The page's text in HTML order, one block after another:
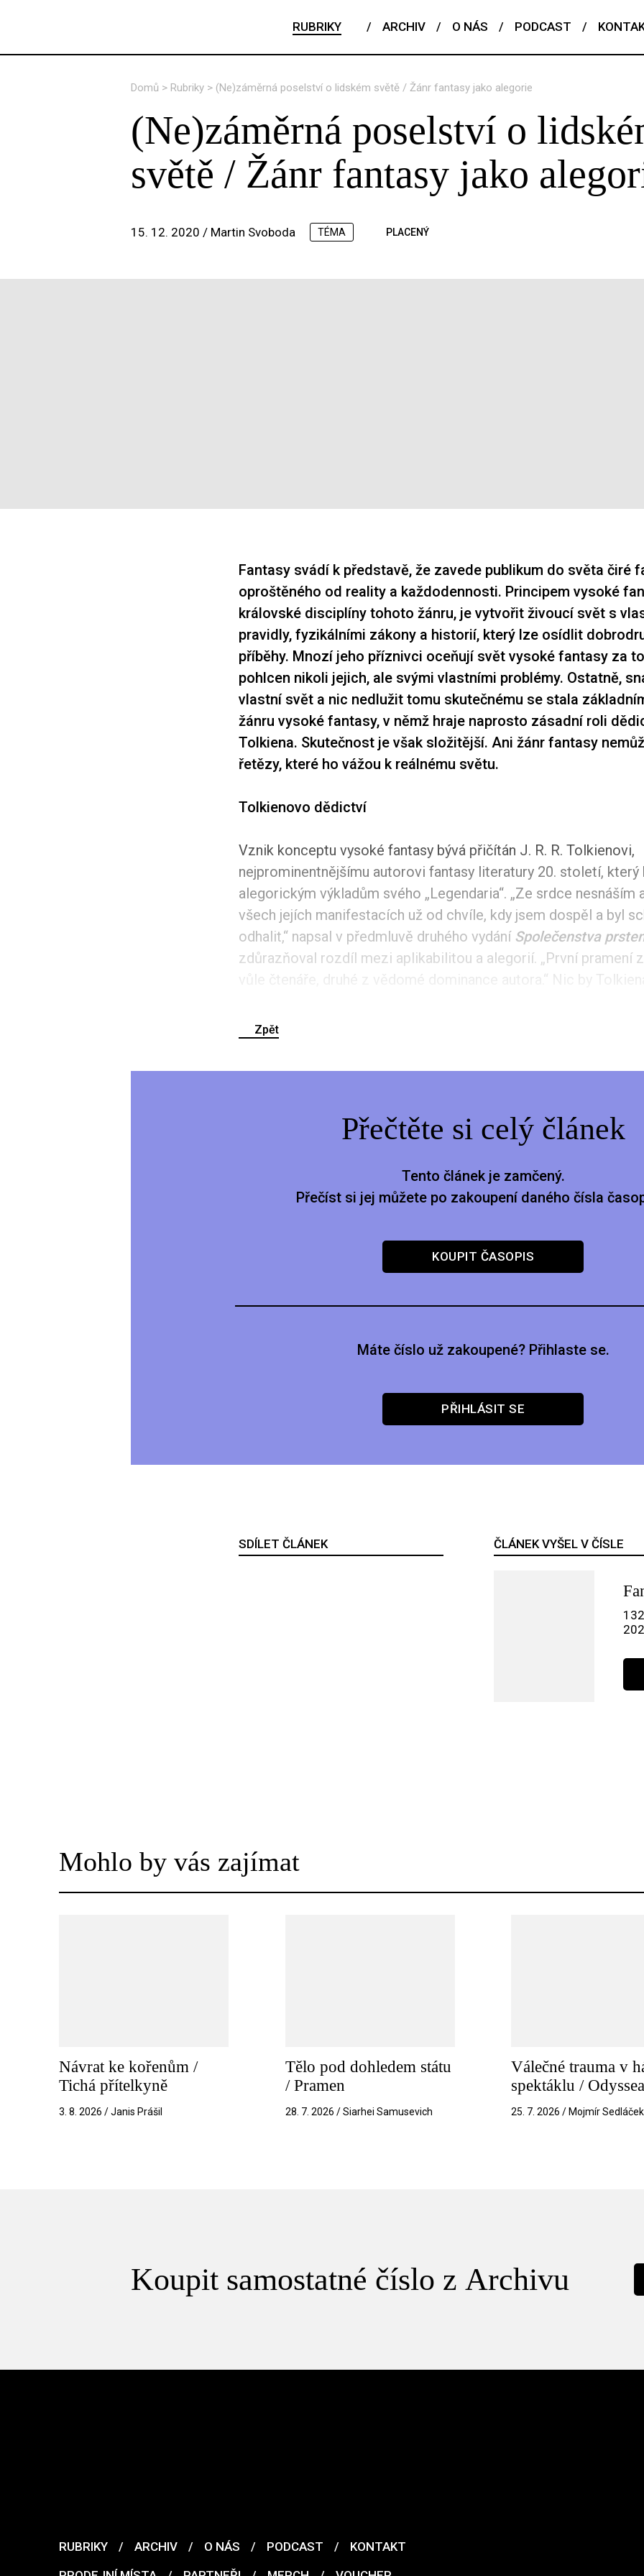
RUBRIKY / ARCHIV / O NÁS / PODCAST /
Domů > Rubriky > (Ne)záměrná poselství o lidském světě / Žánr fantasy jako alegorie
(Ne)záměrná poselství o
světě / Žánr fantasy jako
15. 12. 2020 / Martin Svoboda TÉMA PLACENÝ
Fantasy svádí k představě, že zavede publikum do světa čiré
oproštěného od reality a každodennosti. Principem vysoké
královské disciplíny tohoto žánru, je vytvořit živoucí svět s
pravidly, fyzikálními zákony a historií, který lze osídlit
příběhy. Mnozí jeho příznivci oceňují svět vysoké fantasy za
pohlcen nikoli jejich, ale svými vlastními problémy. Ostatně,
vlastní svět a nic nedlužit tomu skutečnému se stala
žánru vysoké fantasy, v němž hraje naprosto zásadní roli
Tolkiena. Skutečnost je však složitější. Ani žánr fantasy
řetězy, které ho vážou k reálnému světu.
Tolkienovo dědictví
Vznik konceptu vysoké fantasy bývá přičítán J. R. R. Tolkienovi,
nejprominentnějšímu autorovi fantasy literatury 20. století,
alegorickým výkladům svého „Legendaria“. „Ze srdce nesnáším
všech jejích manifestacích už od chvíle, kdy jsem dospěl a byl
odhalit,“ napsal v předmluvě druhého vydání Společenstva
zdůrazňoval rozdíl mezi aplikabilitou a alegorií. „První pramení
vůle čtenáře, druhé z vědomé dominance autora.“ Nic by
Zpět
Přečtěte si celý článek
Tento článek je zamčený.
Přečíst si jej můžete po zakoupení daného čísla
KOUPIT ČASOPIS
Máte číslo už zakoupené? Přihlaste se.
PŘIHLÁSIT SE
SDÍLET ČLÁNEK ČLÁNEK VYŠEL V ČÍSLE
Mohlo by vás zajímat
Návrat ke kořenům /
Tichá přítelkyně
3. 8. 2026 / Janis Prášil
Tělo pod dohledem státu
/ Pramen
28. 7. 2026 / Siarhei Samusevich
Válečné trauma v
spektáklu / Odyssea
25. 7. 2026 / Mojmír Sedláček
Koupit samostatné číslo z Archivu
RUBRIKY / ARCHIV / O NÁS / PODCAST /
KONTAKT